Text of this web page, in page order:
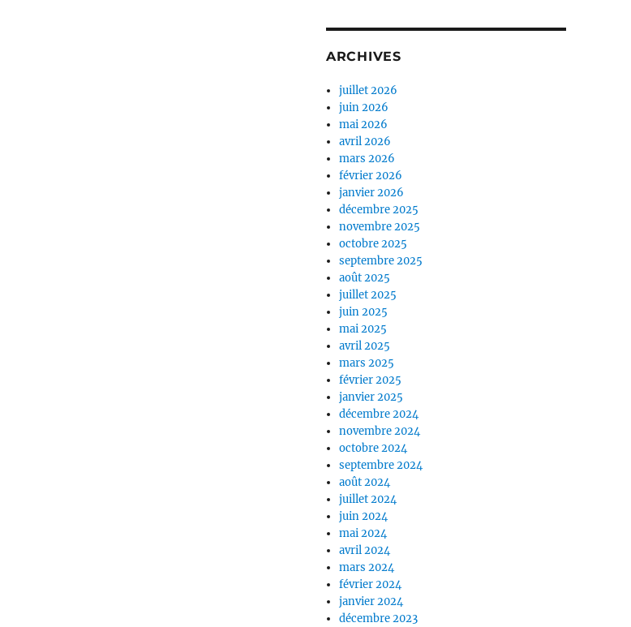
ARCHIVES
juillet 2026
juin 2026
mai 2026
avril 2026
mars 2026
février 2026
janvier 2026
décembre 2025
novembre 2025
octobre 2025
septembre 2025
août 2025
juillet 2025
juin 2025
mai 2025
avril 2025
mars 2025
février 2025
janvier 2025
décembre 2024
novembre 2024
octobre 2024
septembre 2024
août 2024
juillet 2024
juin 2024
mai 2024
avril 2024
mars 2024
février 2024
janvier 2024
décembre 2023